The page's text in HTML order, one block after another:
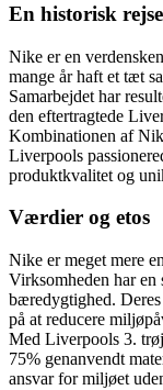
En historisk
Nike er en
mange år haft et tæt
Samarbejdet har
den eftertragtede
Kombinationen af
Liverpools
produktkvalitet og
Værdier og etos
Nike er meget mere
Virksomheden har
bæredygtighed.
på at reducere
Med Liverpools 3.
75% genanvendt
ansvar for miljøet